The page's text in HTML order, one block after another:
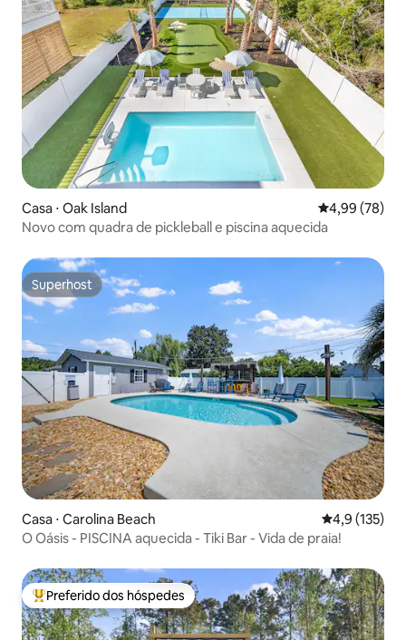
Casa ⋅ Oak Island 4,99 de uma
4,99 (78)
Novo com quadra de pickleball e piscina aquecida
Superhost
Superhost
Casa ⋅ Carolina Beach 4,9 de uma
4,9 (135)
O Oásis - PISCINA aquecida - Tiki Bar - Vida de praia!
Entre os melhores preferidos dos hóspedes
Preferido dos hóspedes